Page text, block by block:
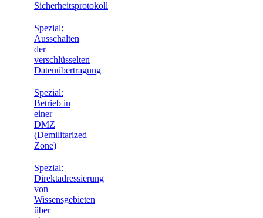
Sicherheitsprotokoll
Spezial:
Ausschalten
der
verschlüsselten
Datenübertragung
Spezial:
Betrieb in
einer
DMZ
(Demilitarized
Zone)
Spezial:
Direktadressierung
von
Wissensgebieten
über